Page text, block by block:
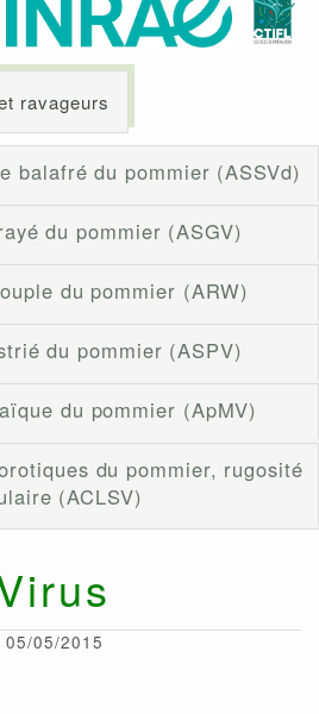
ravageurs
balafré du pommier (ASSVd)
du pommier (ASGV)
du pommier (ARW)
du pommier (ASPV)
du pommier (ApMV)
du pommier, rugosité
(ACLSV)
05/2015